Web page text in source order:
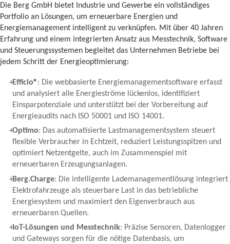
Die Berg GmbH bietet Industrie und Gewerbe ein vollständiges
Portfolio an Lösungen, um erneuerbare Energien und
Energiemanagement intelligent zu verknüpfen. Mit über 40 Jahren
Erfahrung und einem integrierten Ansatz aus Messtechnik, Software
und Steuerungssystemen begleitet das Unternehmen Betriebe bei
jedem Schritt der Energieoptimierung:
Efficio®: Die webbasierte Energiemanagementsoftware erfasst
und analysiert alle Energieströme lückenlos, identifiziert
Einsparpotenziale und unterstützt bei der Vorbereitung auf
Energieaudits nach ISO 50001 und ISO 14001.
Optimo: Das automatisierte Lastmanagementsystem steuert
flexible Verbraucher in Echtzeit, reduziert Leistungsspitzen und
optimiert Netzentgelte, auch im Zusammenspiel mit
erneuerbaren Erzeugungsanlagen.
Berg.Charge: Die intelligente Lademanagementlösung integriert
Elektrofahrzeuge als steuerbare Last in das betriebliche
Energiesystem und maximiert den Eigenverbrauch aus
erneuerbaren Quellen.
IoT-Lösungen und Messtechnik: Präzise Sensoren, Datenlogger
und Gateways sorgen für die nötige Datenbasis, um